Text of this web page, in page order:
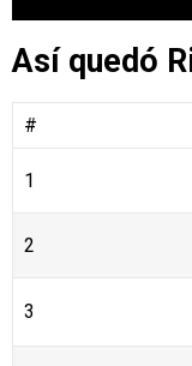
Así quedó
#
1
2
3